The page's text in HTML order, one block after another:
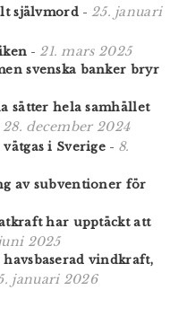
självmord- 25. januari
- 21. mars 2025
svenska banker bryr
sätter hela samhället
28. december 2024
i Sverige - 8.
av subventioner för
har upptäckt att
2025
vindkraft,
januari 2026